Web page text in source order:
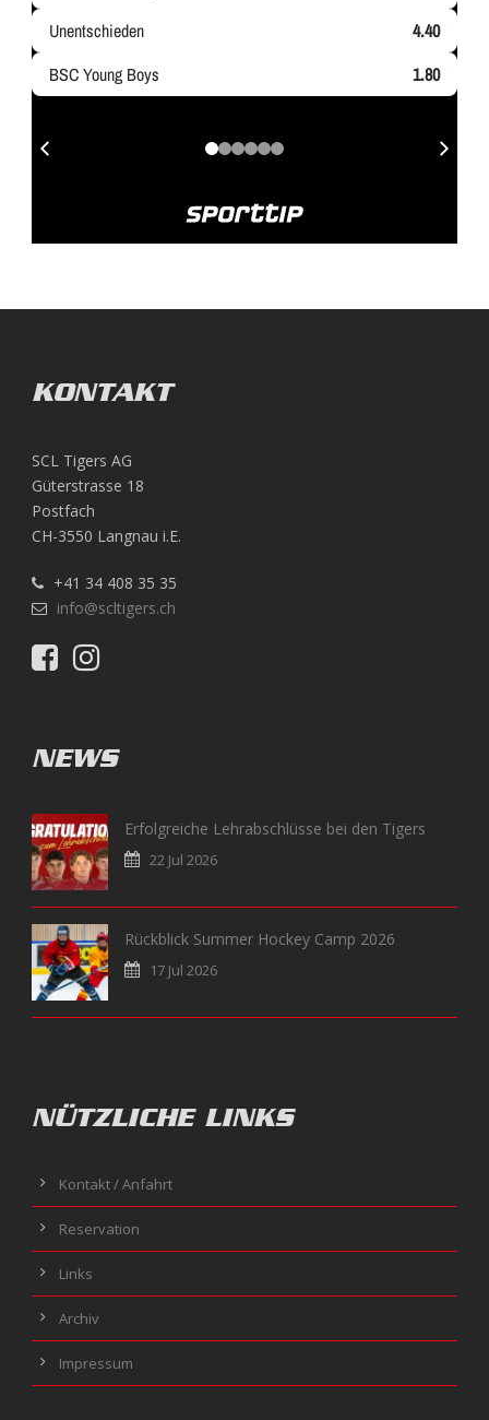
KONTAKT
SCL Tigers AG
Güterstrasse 18
Postfach
CH-3550 Langnau i.E.
+41 34 408 35 35
info@scltigers.ch
NEWS
Erfolgreiche Lehrabschlüsse bei den Tigers
22 Jul 2026
Rückblick Summer Hockey Camp 2026
17 Jul 2026
NÜTZLICHE LINKS
Kontakt / Anfahrt
Reservation
Links
Archiv
Impressum